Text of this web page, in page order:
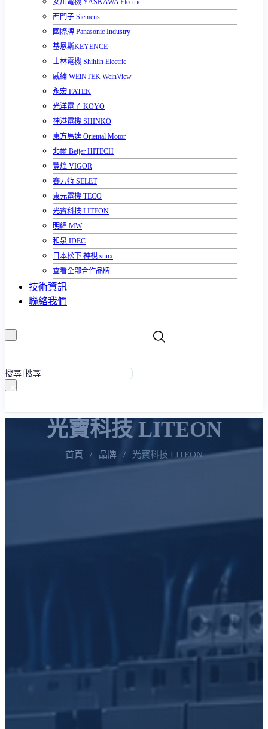
安川電機 YASKAWA Electric
西門子 Siemens
國際牌 Panasonic Industry
基恩斯KEYENCE
士林電機 Shihlin Electric
威綸 WEiNTEK WeinView
永宏 FATEK
光洋電子 KOYO
神港電機 SHINKO
東方馬達 Oriental Motor
北爾 Beijer HITECH
豐煒 VIGOR
賽力特 SELET
東元電機 TECO
光寶科技 LITEON
明緯 MW
和泉 IDEC
日本松下 神視 sunx
查看全部合作品牌
技術資訊
聯絡我們
搜尋
×
光寶科技 LITEON
首頁 / 品牌 / 光寶科技 LITEON